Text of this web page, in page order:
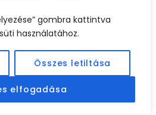
gombra kattintva
használatához.
Összes letiltása
elfogadása